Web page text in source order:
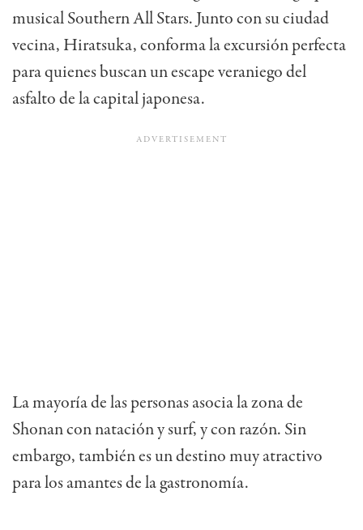
musical Southern All Stars. Junto con su ciudad
vecina, Hiratsuka, conforma la excursión perfecta
para quienes buscan un escape veraniego del
asfalto de la capital japonesa.
La mayoría de las personas asocia la zona de
Shonan con natación y surf, y con razón. Sin
embargo, también es un destino muy atractivo
para los amantes de la gastronomía.